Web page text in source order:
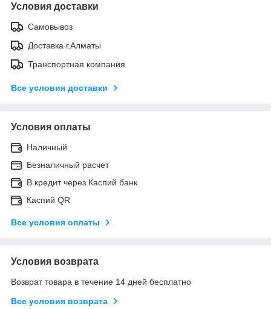
Условия доставки
Самовывоз
Доставка г.Алматы
Транспортная компания
Все условия доставки
Условия оплаты
Наличный
Безналичный расчет
В кредит через Каспий банк
Каспий QR
Все условия оплаты
Условия возврата
Возврат товара в течение 14 дней бесплатно
Все условия возврата